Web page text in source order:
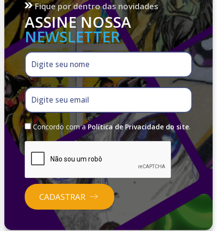
Fique por dentro das novidades
ASSINE NOSSA
NEWSLETTER
Digite seu nome
Digite seu email
Concordo com a Política de Privacidade do site.
CADASTRAR